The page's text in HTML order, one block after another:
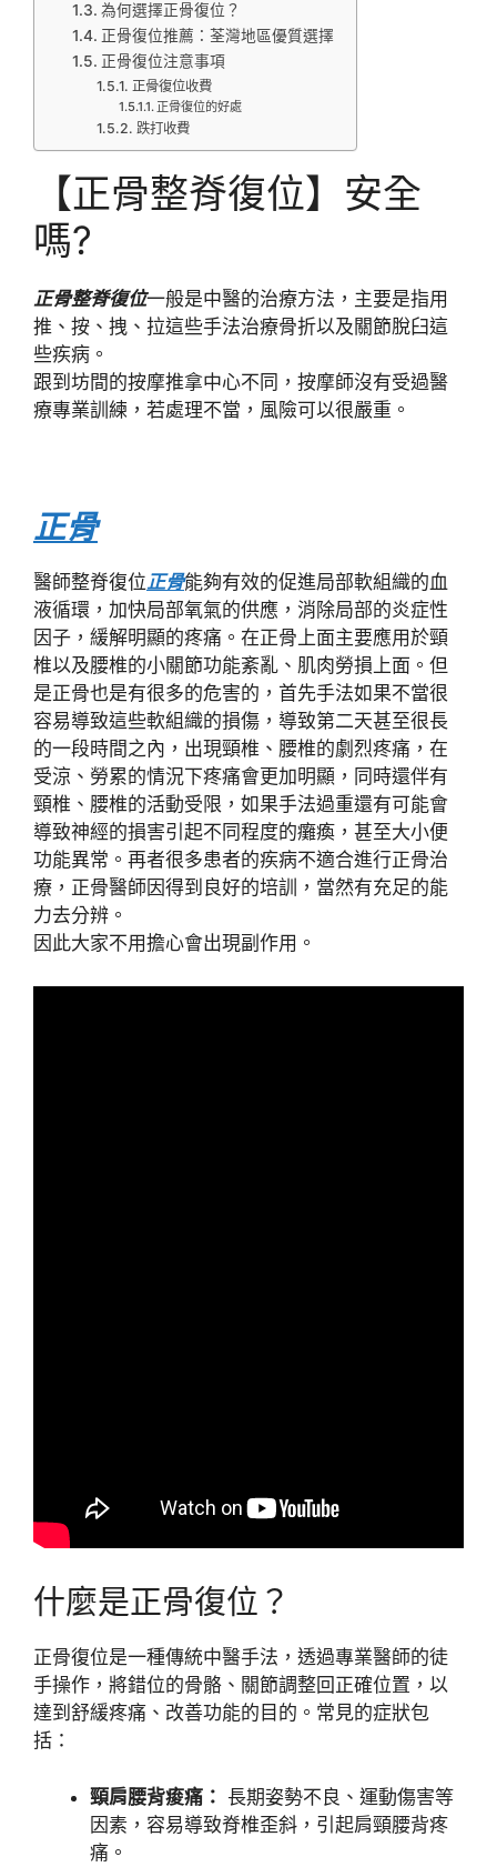
為何選擇正骨復位？
正骨復位推薦：荃灣地區優質選擇
正骨復位注意事項
正骨復位收費
正骨復位的好處
跌打收費
【正骨整脊復位】安全
嗎?
正骨整脊復位一般是中醫的治療方法，主要是指用
推、按、拽、拉這些手法治療骨折以及關節脫臼這
些疾病。
跟到坊間的按摩推拿中心不同，按摩師沒有受過醫
療專業訓練，若處理不當，風險可以很嚴重。
正骨
醫師整脊復位正骨能夠有效的促進局部軟組織的血
液循環，加快局部氧氣的供應，消除局部的炎症性
因子，緩解明顯的疼痛。在正骨上面主要應用於頸
椎以及腰椎的小關節功能紊亂、肌肉勞損上面。但
是正骨也是有很多的危害的，首先手法如果不當很
容易導致這些軟組織的損傷，導致第二天甚至很長
的一段時間之內，出現頸椎、腰椎的劇烈疼痛，在
受涼、勞累的情況下疼痛會更加明顯，同時還伴有
頸椎、腰椎的活動受限，如果手法過重還有可能會
導致神經的損害引起不同程度的癱瘓，甚至大小便
功能異常。再者很多患者的疾病不適合進行正骨治
療，正骨醫師因得到良好的培訓，當然有充足的能
力去分辨。
因此大家不用擔心會出現副作用。
什麼是正骨復位？
正骨復位是一種傳統中醫手法，透過專業醫師的徒
手操作，將錯位的骨骼、關節調整回正確位置，以
達到舒緩疼痛、改善功能的目的。常見的症狀包
括：
頸肩腰背痠痛： 長期姿勢不良、運動傷害等
因素，容易導致脊椎歪斜，引起肩頸腰背疼
痛。